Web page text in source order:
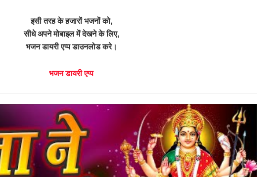
इसी तरह के हजारों भजनों को,
सीधे अपने मोबाइल में देखने के लिए,
भजन डायरी एप्प डाउनलोड करे।
भजन डायरी एप्प